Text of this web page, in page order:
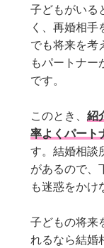
子どもがいる
く、再婚相手
でも将来を考
もパートナー
です。
このとき、紹
率よくパート
す。結婚相談
があるので、
も迷惑をかけ
子どもの将来
れるなら結婚